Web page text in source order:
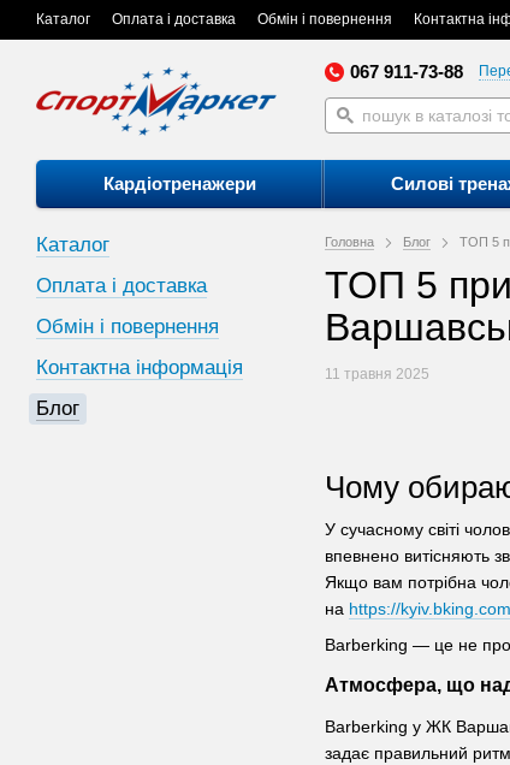
Каталог Оплата і доставка Обмін і повернення Контактна
067 911-73-88
Кардіотренажери Силові
Головна Блог ТОП 5
ТОП 5
11 травня 2025
Чому
У сучасному світі
впевнено витісняють
Якщо вам потрібна
на https://
Barberking — це не
Атмосфера, що
Barberking у ЖК
задає правильний ритм
Каталог
Оплата і доставка
Обмін і повернення
Контактна інформація
Блог